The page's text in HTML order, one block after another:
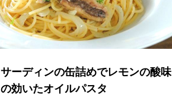
サーディンの缶詰めでレモンの酸味
の効いたオイルパスタ